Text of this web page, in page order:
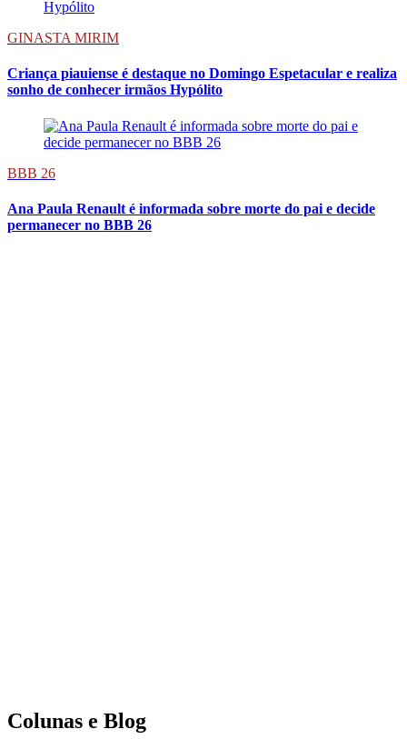
GINASTA MIRIM
Criança piauiense é destaque no Domingo Espetacular e realiza
sonho de conhecer irmãos Hypólito
BBB 26
Ana Paula Renault é informada sobre morte do pai e decide
permanecer no BBB 26
Colunas e Blog